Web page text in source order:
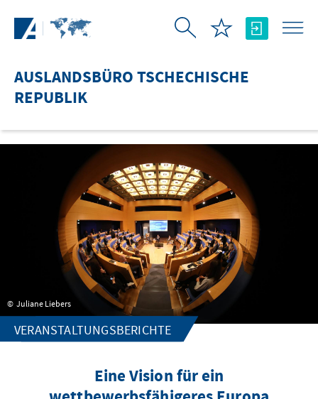
AUSLANDSBÜRO TSCHECHISCHE
REPUBLIK
Juliane Liebers
VERANSTALTUNGSBERICHTE
Eine Vision für ein